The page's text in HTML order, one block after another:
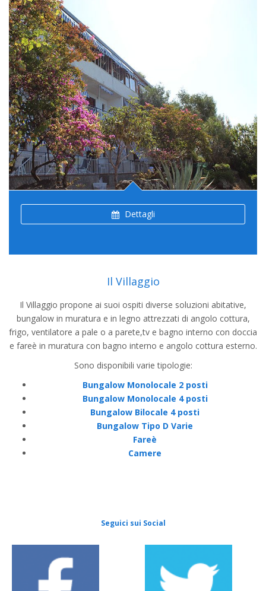
Dettagli
Il Villaggio
Il Villaggio propone ai suoi ospiti diverse soluzioni abitative,
bungalow in muratura e in legno attrezzati di angolo cottura,
frigo, ventilatore a pale o a parete,tv e bagno interno con doccia
e fareè in muratura con bagno interno e angolo cottura esterno.
Sono disponibili varie tipologie:
Bungalow Monolocale 2 posti
Bungalow Monolocale 4 posti
Bungalow Bilocale 4 posti
Bungalow Tipo D Varie
Fareè
Camere
Seguici sui Social